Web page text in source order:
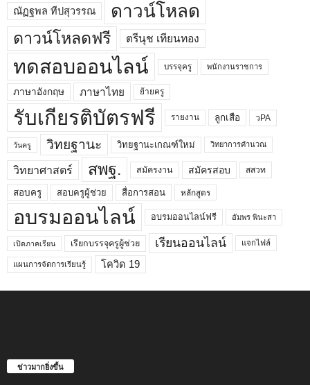
ณัฏฐพล ทีปสุวรรณ ดาวน์โหลด
ดาวน์โหลดฟรี ตรีนุช เทียนทอง
ทดสอบออนไลน์ บรรจุครู พนักงานราชการ
ภาษาอังกฤษ ภาษาไทย ย้ายครู
รับเกียรติบัตรฟรี รายงาน ลูกเสือ วPA
วันครู วิทยฐานะ วิทยฐานะเกณฑ์ใหม่ วิทยาการคำนวณ
วิทยาศาสตร์ สพฐ. สมัครงาน สมัครสอบ สสวท
สอบครู สอบครูผู้ช่วย สื่อการสอน หลักสูตร
อบรมออนไลน์ อบรมออนไลน์ฟรี อัมพร พินะสา
เปิดภาคเรียน เรียกบรรจุครูผู้ช่วย เรียนออนไลน์ แจกไฟล์
แผนการจัดการเรียนรู้ โควิด 19
ข่าวมากยิ่งขึ้น